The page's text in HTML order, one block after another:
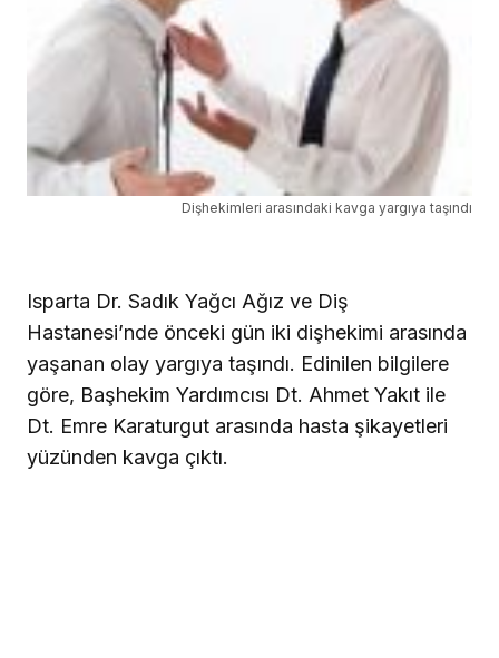
Dişhekimleri arasındaki kavga yargıya taşındı
Isparta Dr. Sadık Yağcı Ağız ve Diş
Hastanesi’nde önceki gün iki dişhekimi arasında
yaşanan olay yargıya taşındı. Edinilen bilgilere
göre, Başhekim Yardımcısı Dt. Ahmet Yakıt ile
Dt. Emre Karaturgut arasında hasta şikayetleri
yüzünden kavga çıktı.